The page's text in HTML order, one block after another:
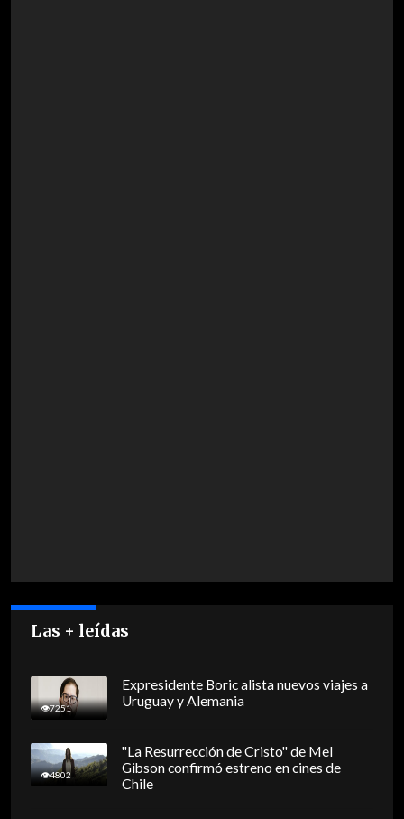
Las + leídas
7251
Expresidente Boric alista nuevos viajes a
Uruguay y Alemania
4802
"La Resurrección de Cristo" de Mel
Gibson confirmó estreno en cines de
Chile